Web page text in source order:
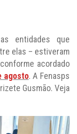
entidades que
elas – estiveram
acordado
agosto. A Fenasps
Gusmão. Veja